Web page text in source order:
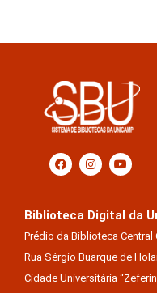
Biblioteca Digital da
Prédio da Biblioteca Central
Rua Sérgio Buarque de
Cidade Universitária